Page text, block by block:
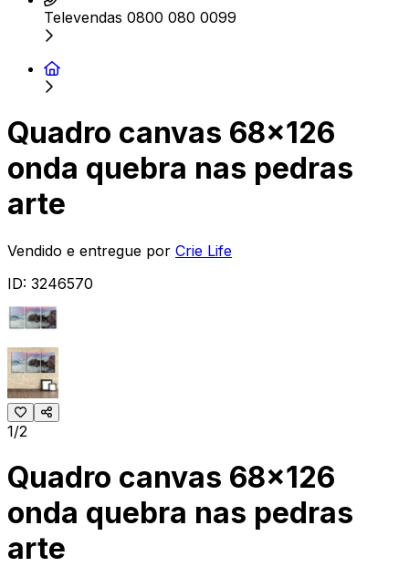
Televendas 0800 080 0099
Quadro canvas 68x126
onda quebra nas pedras
arte
Vendido e entregue por Crie Life
ID: 3246570
1/2
Quadro canvas 68x126
onda quebra nas pedras
arte